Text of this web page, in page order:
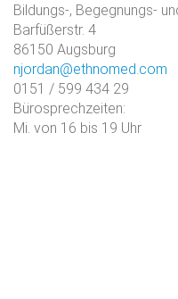
Bildungs-, Begegnungs-
Barfüßerstr. 4
86150 Augsburg
njordan@ethnomed.com
0151 / 599 434 29
Bürosprechzeiten:
Mi. von 16 bis 19 Uhr